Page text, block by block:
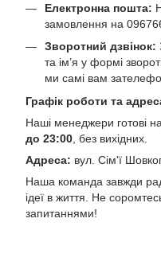
Електронна пошта:
замовлення на
Зворотний дзвінок:
та ім’я у формі
ми самі вам
Графік роботи та
Наші менеджери готові
до 23:00 , без вихідних.
Адреса: вул. Сім'ї
Наша команда завжди
ідеї в життя. Не
запитаннями!